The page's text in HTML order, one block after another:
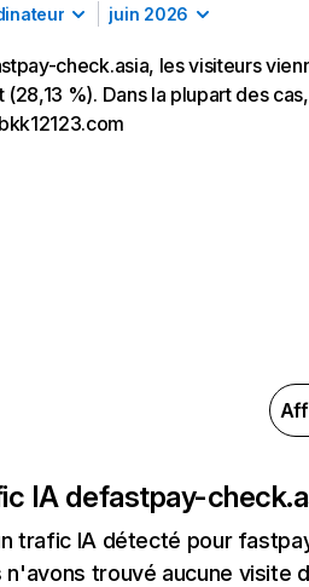
juin 2026
check.asia, les visiteurs
(28,13 %). Dans la plupart des
IA defastpay-
trafic IA détecté pour
n'avons trouvé aucune visite